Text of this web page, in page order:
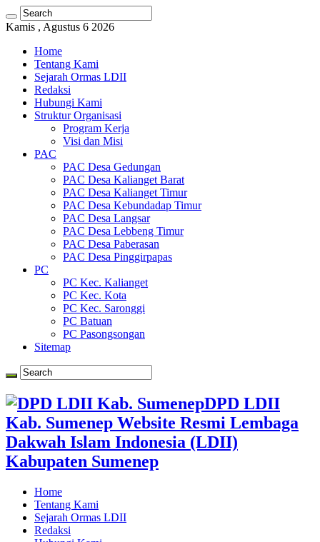
Kamis , Agustus 6 2026
Home
Tentang Kami
Sejarah Ormas LDII
Redaksi
Hubungi Kami
Struktur Organisasi
Program Kerja
Visi dan Misi
PAC
PAC Desa Gedungan
PAC Desa Kalianget Barat
PAC Desa Kalianget Timur
PAC Desa Kebundadap Timur
PAC Desa Langsar
PAC Desa Lebbeng Timur
PAC Desa Paberasan
PAC Desa Pinggirpapas
PC
PC Kec. Kalianget
PC Kec. Kota
PC Kec. Saronggi
PC Batuan
PC Pasongsongan
Sitemap
DPD LDII
Kab. Sumenep Website Resmi Lembaga
Dakwah Islam Indonesia (LDII)
Kabupaten Sumenep
Home
Tentang Kami
Sejarah Ormas LDII
Redaksi